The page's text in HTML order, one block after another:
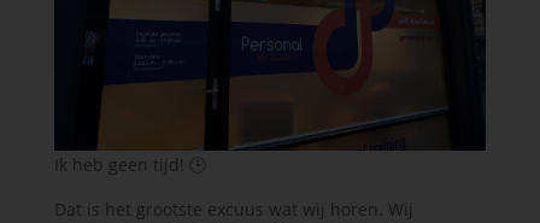
Ik heb geen tijd! 🕒
Dat is het grootste excuus wat wij horen. Wij